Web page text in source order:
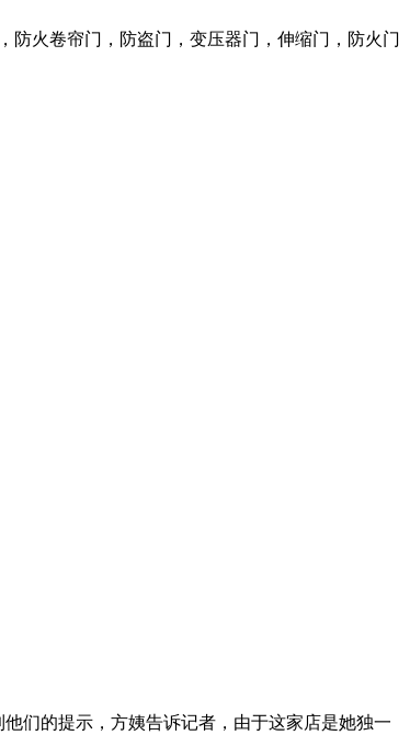
防火卷帘门，防盗门，变压器门，伸缩门，防火门
们的提示，方姨告诉记者，由于这家店是她独一